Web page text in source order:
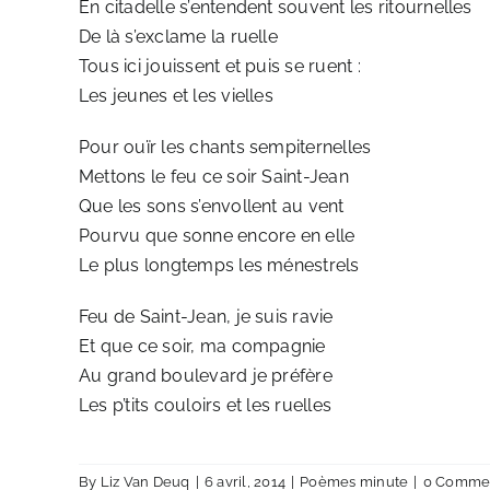
En citadelle s’entendent souvent les ritournelles
De là s’exclame la ruelle
Tous ici jouissent et puis se ruent :
Les jeunes et les vielles
Pour ouïr les chants sempiternelles
Mettons le feu ce soir Saint-Jean
Que les sons s’envollent au vent
Pourvu que sonne encore en elle
Le plus longtemps les ménestrels
Feu de Saint-Jean, je suis ravie
Et que ce soir, ma compagnie
Au grand boulevard je préfère
Les p’tits couloirs et les ruelles
By Liz Van Deuq 6 avril, 2014 Poèmes minute 0